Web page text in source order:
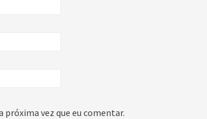
próxima vez que eu comentar.